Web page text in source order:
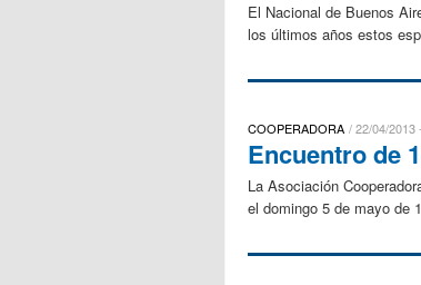
El Nacional de Buenos
los últimos años estos
COOPERADORA 22/04/2013
Encuentro de
La Asociación
el domingo 5 de mayo de